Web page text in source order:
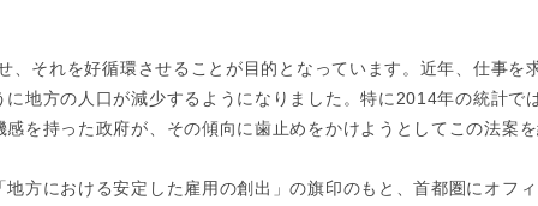
それを好循環させることが目的となっています。近年、仕事を
地方の人口が減少するようになりました。特に2014年の統計で
を持った政府が、その傾向に歯止めをかけようとしてこの法案
方における安定した雇用の創出」の旗印のもと、首都圏にオフ